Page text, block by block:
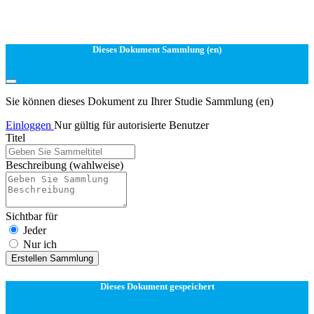
Dieses Dokument Sammlung (en)
Sie können dieses Dokument zu Ihrer Studie Sammlung (en)
Einloggen Nur gültig für autorisierte Benutzer
Titel
Beschreibung (wahlweise)
Sichtbar für
Jeder
Nur ich
Erstellen Sammlung
Dieses Dokument gespeichert